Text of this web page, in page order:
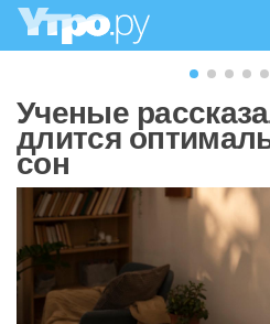
Ученые
длится
сон